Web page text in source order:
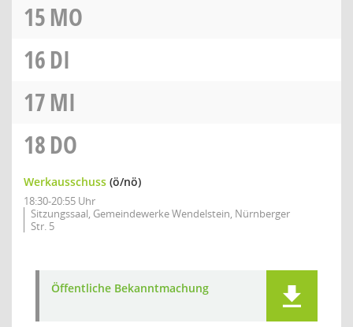
15MO
16DI
17MI
18DO
Werkausschuss (ö/nö)
18:30-20:55 Uhr
Sitzungssaal, Gemeindewerke Wendelstein, Nürnberger
Str. 5
Öffentliche Bekanntmachung